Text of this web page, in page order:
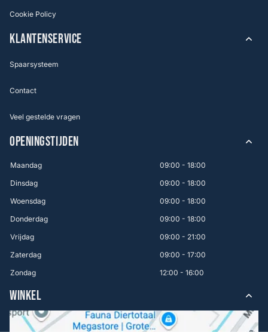
Cookie Policy
KLANTENSERVICE
Spaarsysteem
Contact
Veel gestelde vragen
OPENINGSTIJDEN
Maandag
09:00 - 18:00
Dinsdag
09:00 - 18:00
Woensdag
09:00 - 18:00
Donderdag
09:00 - 18:00
Vrijdag
09:00 - 21:00
Zaterdag
09:00 - 17:00
Zondag
12:00 - 16:00
WINKEL